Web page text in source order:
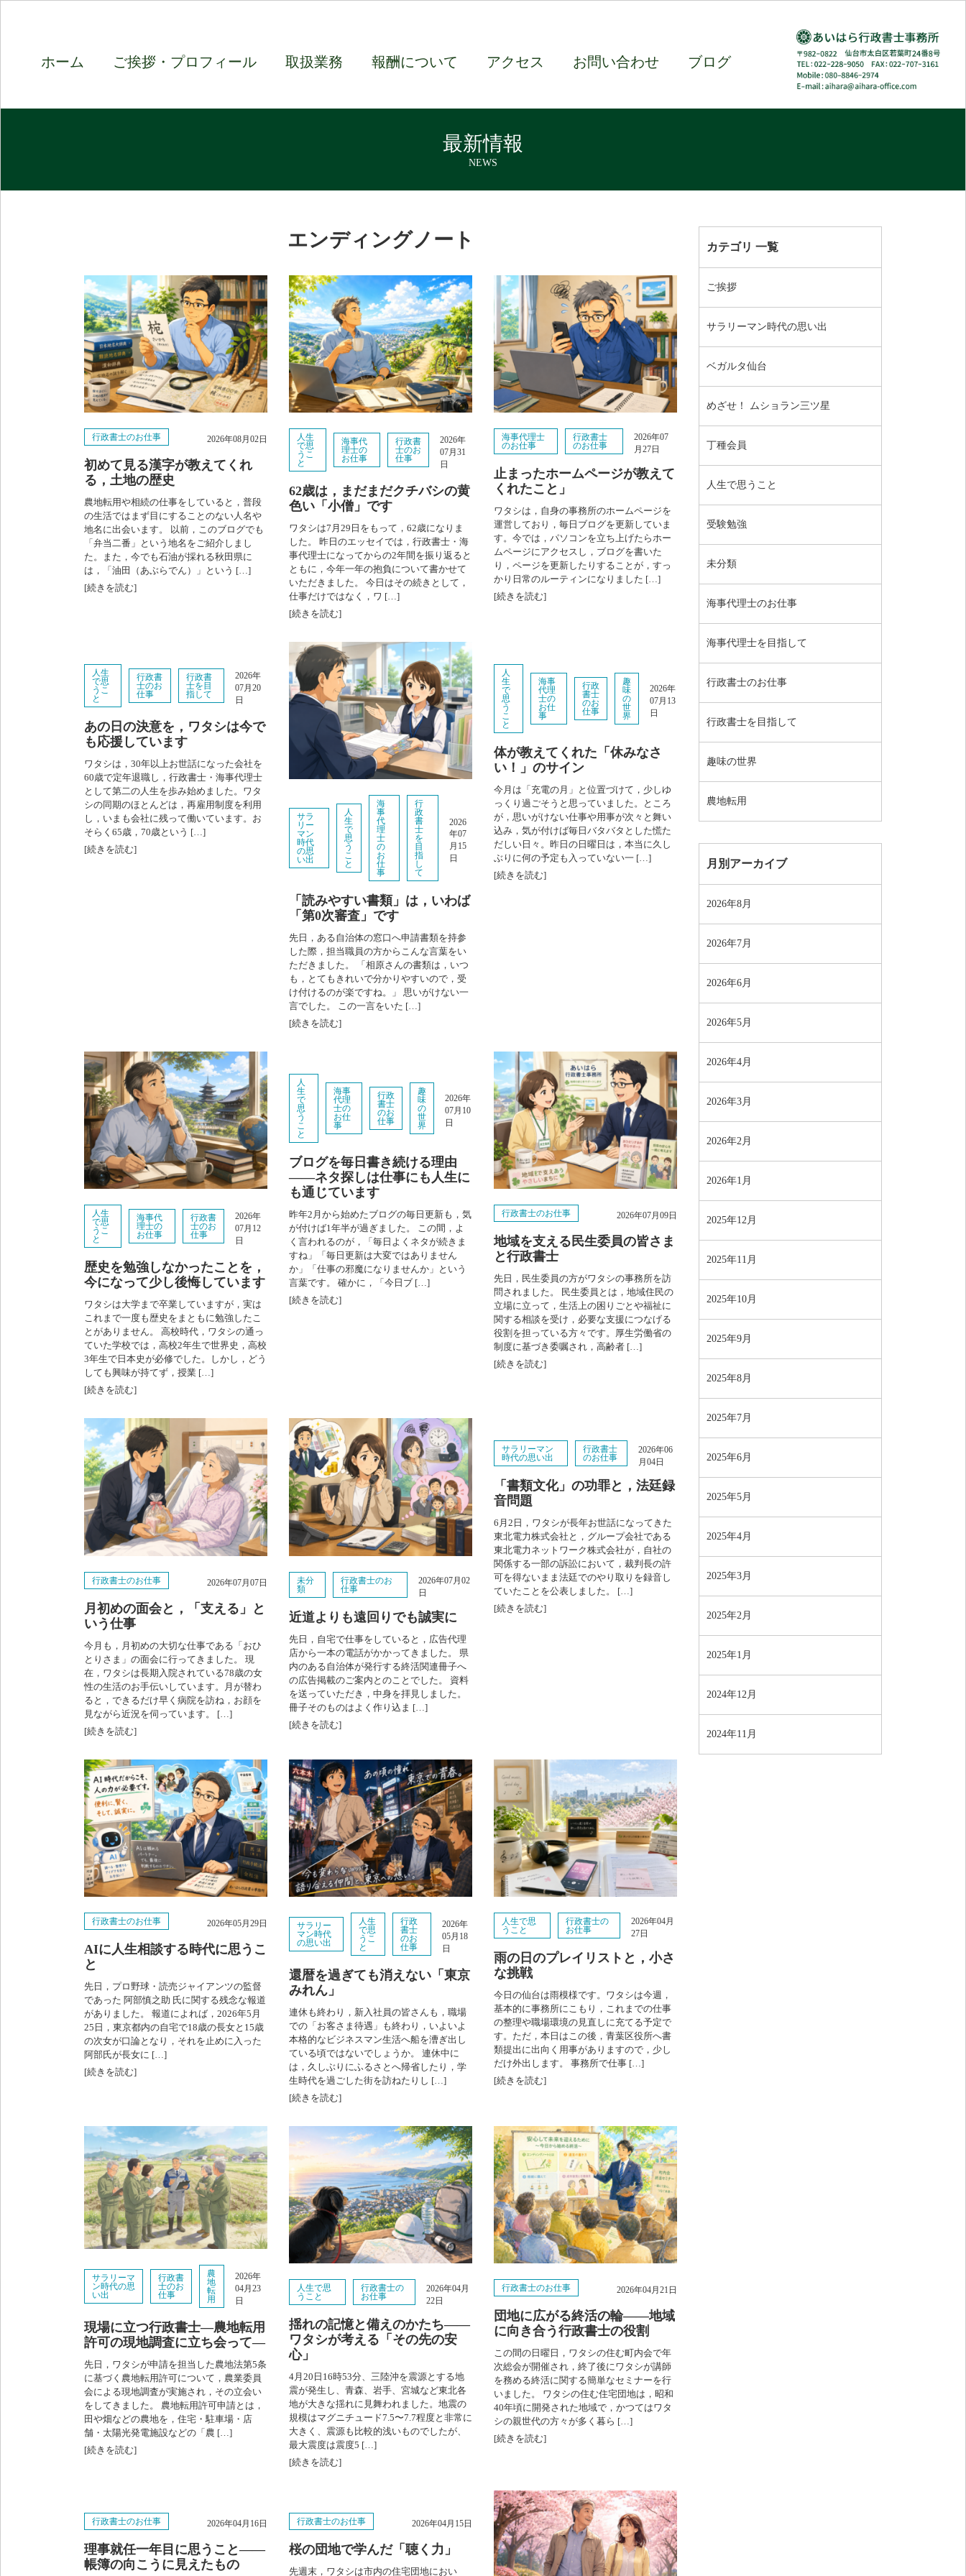
ホーム ご挨拶・プロフィール 取扱業務 報酬について アクセス お問い合わせ ブログ
最新情報
NEWS
エンディングノート
行政書士のお仕事 2026年08月02日
初めて見る漢字が教えてくれ
る，土地の歴史
農地転用や相続の仕事をしていると，普段
の生活ではまず目にすることのない人名や
地名に出会います。 以前，このブログでも
「弁当二番」という地名をご紹介しまし
た。また，今でも石油が採れる秋田県に
は，「油田（あぶらでん）」という […]
[続きを読む]
人生
で思
うこ
と
海事代
理士の
お仕事
行政書
士のお
仕事
2026年
07月31
日
62歳は，まだまだクチバシの黄
色い「小僧」です
ワタシは7月29日をもって，62歳になりま
した。 昨日のエッセイでは，行政書士・海
事代理士になってからの2年間を振り返ると
ともに，今年一年の抱負について書かせて
いただきました。 今日はその続きとして，
仕事だけではなく，ワ […]
[続きを読む]
海事代理士
のお仕事
行政書士
のお仕事
2026年07
月27日
止まったホームページが教えて
くれたこと」
ワタシは，自身の事務所のホームページを
運営しており，毎日ブログを更新していま
す。今では，パソコンを立ち上げたらホー
ムページにアクセスし，ブログを書いた
り，ページを更新したりすることが，すっ
かり日常のルーティンになりました […]
[続きを読む]
人生
で思
うこ
と
行政書
士のお
仕事
行政書
士を目
指して
2026年
07月20
日
あの日の決意を，ワタシは今で
も応援しています
ワタシは，30年以上お世話になった会社を
60歳で定年退職し，行政書士・海事代理士
として第二の人生を歩み始めました。ワタ
シの同期のほとんどは，再雇用制度を利用
し，いまも会社に残って働いています。お
そらく65歳，70歳という […]
[続きを読む]
サラ
リー
マン
時代
の思
い出
人
生
で
思
う
こ
と
海
事
代
理
士
の
お
仕
事
行
政
書
士
を
目
指
し
て
2026
年07
月15
日
「読みやすい書類」は，いわば
「第0次審査」です
先日，ある自治体の窓口へ申請書類を持参
した際，担当職員の方からこんな言葉をい
ただきました。 「相原さんの書類は，いつ
も，とてもきれいで分かりやすいので，受
け付けるのが楽ですね。」 思いがけない一
言でした。 この一言をいた […]
[続きを読む]
人
生
で
思
う
こ
と
海事
代理
士の
お仕
事
行政
書士
のお
仕事
趣
味
の
世
界
2026年
07月13
日
体が教えてくれた「休みなさ
い！」のサイン
今月は「充電の月」と位置づけて，少しゆ
っくり過ごそうと思っていました。ところ
が，思いがけない仕事や用事が次々と舞い
込み，気が付けば毎日バタバタとした慌た
だしい日々。昨日の日曜日は，本当に久し
ぶりに何の予定も入っていない一 […]
[続きを読む]
人生
で思
うこ
と
海事代
理士の
お仕事
行政書
士のお
仕事
2026年
07月12
日
歴史を勉強しなかったことを，
今になって少し後悔しています
ワタシは大学まで卒業していますが，実は
これまで一度も歴史をまともに勉強したこ
とがありません。 高校時代，ワタシの通っ
ていた学校では，高校2年生で世界史，高校
3年生で日本史が必修でした。しかし，どう
しても興味が持てず，授業 […]
[続きを読む]
人
生
で
思
う
こ
と
海事
代理
士の
お仕
事
行政
書士
のお
仕事
趣
味
の
世
界
2026年
07月10
日
ブログを毎日書き続ける理由
――ネタ探しは仕事にも人生に
も通じています
昨年2月から始めたブログの毎日更新も，気
が付けば1年半が過ぎました。 この間，よ
く言われるのが，「毎日よくネタが続きま
すね」「毎日更新は大変ではありません
か」「仕事の邪魔になりませんか」という
言葉です。 確かに，「今日ブ […]
[続きを読む]
行政書士のお仕事 2026年07月09日
地域を支える民生委員の皆さま
と行政書士
先日，民生委員の方がワタシの事務所を訪
問されました。 民生委員とは，地域住民の
立場に立って，生活上の困りごとや福祉に
関する相談を受け，必要な支援につなげる
役割を担っている方々です。厚生労働省の
制度に基づき委嘱され，高齢者 […]
[続きを読む]
行政書士のお仕事 2026年07月07日
月初めの面会と，「支える」と
いう仕事
今月も，月初めの大切な仕事である「おひ
とりさま」の面会に行ってきました。 現
在，ワタシは長期入院されている78歳の女
性の生活のお手伝いしています。月が替わ
ると，できるだけ早く病院を訪ね，お顔を
見ながら近況を伺っています。 […]
[続きを読む]
未分
類
行政書士のお
仕事
2026年07月02
日
近道よりも遠回りでも誠実に
先日，自宅で仕事をしていると，広告代理
店から一本の電話がかかってきました。 県
内のある自治体が発行する終活関連冊子へ
の広告掲載のご案内とのことでした。 資料
を送っていただき，中身を拝見しました。
冊子そのものはよく作り込ま […]
[続きを読む]
サラリーマン
時代の思い出
行政書士
のお仕事
2026年06
月04日
「書類文化」の功罪と，法廷録
音問題
6月2日，ワタシが長年お世話になってきた
東北電力株式会社と，グループ会社である
東北電力ネットワーク株式会社が，自社の
関係する一部の訴訟において，裁判長の許
可を得ないまま法廷でのやり取りを録音し
ていたことを公表しました。 […]
[続きを読む]
行政書士のお仕事 2026年05月29日
AIに人生相談する時代に思うこ
と
先日，プロ野球・読売ジャイアンツの監督
であった 阿部慎之助 氏に関する残念な報道
がありました。 報道によれば，2026年5月
25日，東京都内の自宅で18歳の長女と15歳
の次女が口論となり，それを止めに入った
阿部氏が長女に […]
[続きを読む]
サラリー
マン時代
の思い出
人生
で思
うこ
と
行政
書士
のお
仕事
2026年
05月18
日
還暦を過ぎても消えない「東京
みれん」
連休も終わり，新入社員の皆さんも，職場
での「お客さま待遇」も終わり，いよいよ
本格的なビジネスマン生活へ船を漕ぎ出し
ている頃ではないでしょうか。 連休中に
は，久しぶりにふるさとへ帰省したり，学
生時代を過ごした街を訪ねたりし […]
[続きを読む]
人生で思
うこと
行政書士の
お仕事
2026年04月
27日
雨の日のプレイリストと，小さ
な挑戦
今日の仙台は雨模様です。ワタシは今週，
基本的に事務所にこもり，これまでの仕事
の整理や職場環境の見直しに充てる予定で
す。ただ，本日はこの後，青葉区役所へ書
類提出に出向く用事がありますので，少し
だけ外出します。 事務所で仕事 […]
[続きを読む]
サラリーマ
ン時代の思
い出
行政書
士のお
仕事
農
地
転
用
2026年
04月23
日
現場に立つ行政書士―農地転用
許可の現地調査に立ち会って―
先日，ワタシが申請を担当した農地法第5条
に基づく農地転用許可について，農業委員
会による現地調査が実施され，その立会い
をしてきました。 農地転用許可申請とは，
田や畑などの農地を，住宅・駐車場・店
舗・太陽光発電施設などの「農 […]
[続きを読む]
人生で思
うこと
行政書士の
お仕事
2026年04月
22日
揺れの記憶と備えのかたち——
ワタシが考える「その先の安
心」
4月20日16時53分、三陸沖を震源とする地
震が発生し、青森、岩手、宮城など東北各
地が大きな揺れに見舞われました。地震の
規模はマグニチュード7.5〜7.7程度と非常に
大きく、震源も比較的浅いものでしたが、
最大震度は震度5 […]
[続きを読む]
行政書士のお仕事 2026年04月21日
団地に広がる終活の輪――地域
に向き合う行政書士の役割
この間の日曜日，ワタシの住む町内会で年
次総会が開催され，終了後にワタシが講師
を務める終活に関する簡単なセミナーを行
いました。 ワタシの住む住宅団地は，昭和
40年頃に開発された地域で，かつてはワタ
シの親世代の方々が多く暮ら […]
[続きを読む]
行政書士のお仕事 2026年04月16日
理事就任一年目に思うこと——
帳簿の向こうに見えたもの
行政書士のお仕事 2026年04月15日
桜の団地で学んだ「聴く力」
先週末，ワタシは市内の住宅団地におい
カテゴリ 一覧
ご挨拶
サラリーマン時代の思い出
ベガルタ仙台
めざせ！ ムショラン三ツ星
丁種会員
人生で思うこと
受験勉強
未分類
海事代理士のお仕事
海事代理士を目指して
行政書士のお仕事
行政書士を目指して
趣味の世界
農地転用
月別アーカイブ
2026年8月
2026年7月
2026年6月
2026年5月
2026年4月
2026年3月
2026年2月
2026年1月
2025年12月
2025年11月
2025年10月
2025年9月
2025年8月
2025年7月
2025年6月
2025年5月
2025年4月
2025年3月
2025年2月
2025年1月
2024年12月
2024年11月